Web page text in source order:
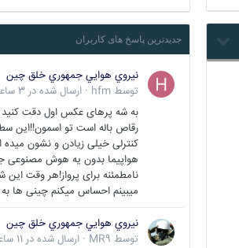
جدیدترین پاسخ های کاربران
نيروي هوايي جمهوري خلق چين
توسط hfm
· ارسال شده در 3 ساعات قبل
به شه پرهای عکس اول دقت
رقاص باله است تو اسمون!!این
کنترلی خیلی زیادن و نشون میده
هواپیما بدون یه هوش مصنوعی
نامطمئنه برای پرواز!هر وقت این
میبینم احساس میکنم چینی ها
نيروي هوايي جمهوري خلق چين
توسط MR9
· ارسال شده در 11 ساعات قبل